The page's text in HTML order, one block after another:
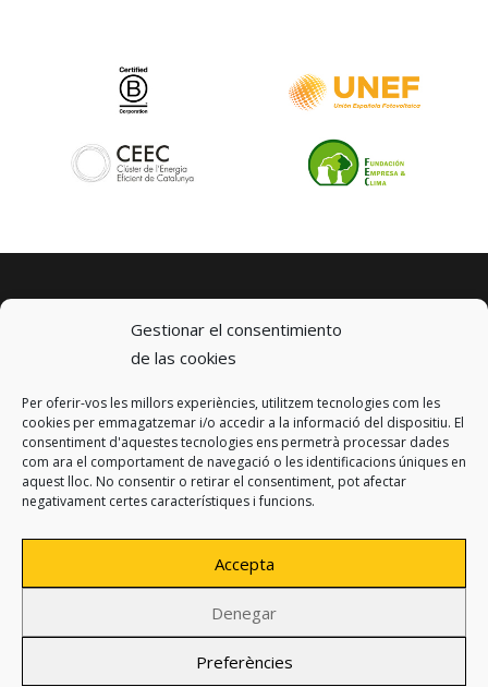
Gestionar el consentimiento
de las cookies
Per oferir-vos les millors experiències, utilitzem tecnologies com les
cookies per emmagatzemar i/o accedir a la informació del dispositiu. El
consentiment d'aquestes tecnologies ens permetrà processar dades
com ara el comportament de navegació o les identificacions úniques en
aquest lloc. No consentir o retirar el consentiment, pot afectar
negativament certes característiques i funcions.
Accepta
Denegar
Preferències
© 2023 km0 Energy
Carrer Baldrich 222-226
08223 Terrassa, Barcelona
info@km0.energy
Política de privacitat
Avís legal
Política de cookies